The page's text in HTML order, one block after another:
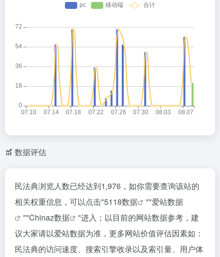
数据评估
民法典浏览人数已经达到1,976，如你需要查询该站的
相关权重信息，可以点击"5118数据 ""爱站数据
""Chinaz数据
"进入；以目前的网站数据参考，建
议大家请以爱站数据为准，更多网站价值评估因素如：
民法典的访问速度、搜索引擎收录以及索引量、用户体